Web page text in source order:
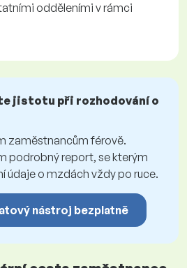
odděleními v rámci
jistotu při rozhodování o
zaměstnancům férově.
podrobný report, se kterým
údaje o mzdách vždy po ruce.
nástroj bezplatně